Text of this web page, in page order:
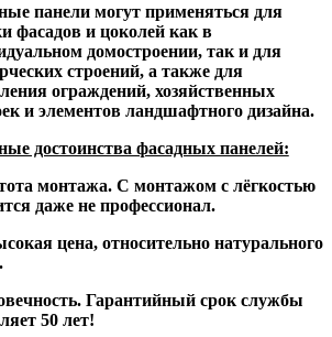
панели могут применяться для
фасадов и цоколей как в
домостроении, так и для
строений, а также для
ограждений, хозяйственных
и элементов ландшафтного дизайна.
достоинства фасадных панелей:
монтажа. С монтажом с лёгкостью
даже не профессионал.
цена, относительно натурального
Гарантийный срок службы
50 лет!